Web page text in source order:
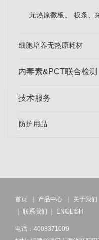
无热原微板、 板条、
细胞培养无热原耗材
内毒素&PCT联合检测
技术服务
防护用品
首页 ｜ 产品中心 ｜ 关于我们
｜ 联系我们 ｜ ENGLISH
电话：4008371009